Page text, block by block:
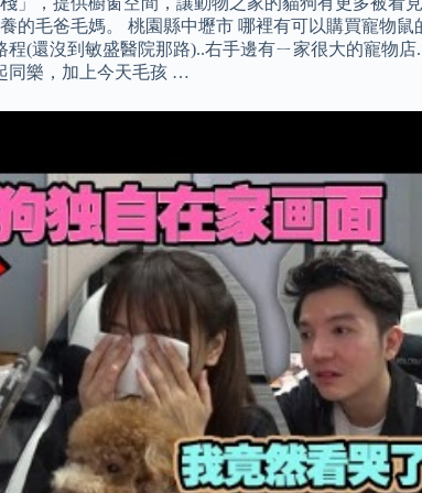
的毛爸毛媽。 桃園縣中壢市 哪裡有可以購買寵物
(還沒到敏盛醫院那路)..右手邊有ㄧ家很大的寵物
同樂，加上今天毛孩 …